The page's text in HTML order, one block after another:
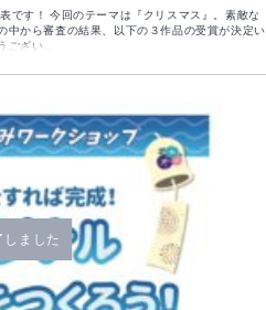
です！ 今回のテーマは『クリスマス』。素敵な
中から審査の結果、以下の３作品の受賞が決定い
ござい…
しました